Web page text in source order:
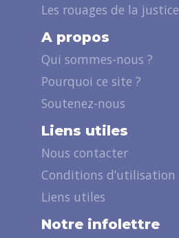
Les rouages de la justice
A propos
Qui sommes-nous ?
Pourquoi ce site ?
Soutenez-nous
Liens utiles
Nous contacter
Conditions d’utilisation
Liens utiles
Notre infolettre